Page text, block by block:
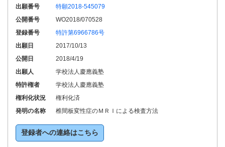
出願番号
特願2018-545079
公開番号
WO2018/070528
登録番号
特許第6966786号
出願日
2017/10/13
公開日
2018/4/19
出願人
学校法人慶應義塾
特許権者
学校法人慶應義塾
権利化状況
権利化済
発明の名称
椎間板変性症のＭＲＩによる検査方法
登録者への連絡はこちら